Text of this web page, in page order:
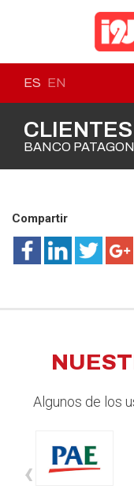
ES EN
CLIENTES
BANCO
Compartir
Algunos de los
‹